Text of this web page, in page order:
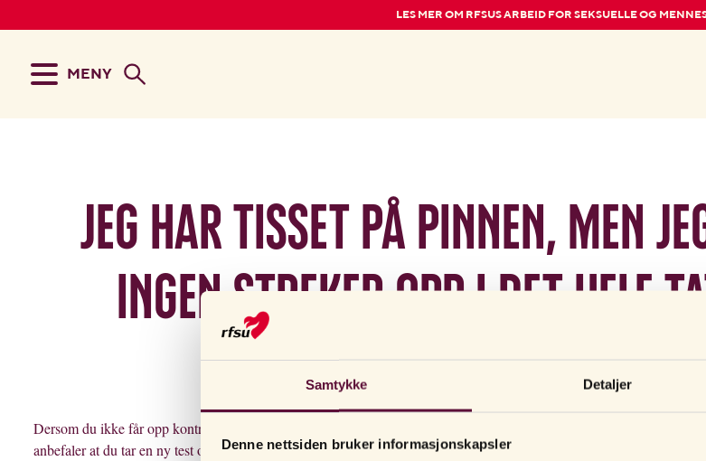
Samtykke Detaljer
Denne nettsiden bruker informasjonskapsler
LES MER OM RFSUS ARBEID FOR SEKSUELLE OG
MENY
Jeg har tisset på pinnen, men
ingen streker opp i det hele
Hvorfor det?
Dersom du ikke får opp kontrollstreken etter å ha tisset på graviditetstesten kan det være at du ikke har utført testen på
anbefaler at du tar en ny test og følger bruksanvisningen nøye. Ta eventuelt kontakt med kundeservice